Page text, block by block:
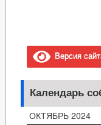
Версия
Календарь
ОКТЯБРЬ 2024